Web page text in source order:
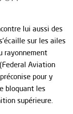
lui aussi des
sur les ailes
rayonnement
Aviation
pour y
bloquant les
supérieure.